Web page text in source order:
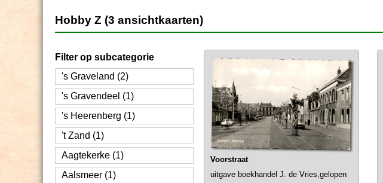
Hobby Z (3 ansichtkaarten)
Filter op subcategorie
's Graveland (2)
's Gravendeel (1)
's Heerenberg (1)
't Zand (1)
Aagtekerke (1)
Aalsmeer (1)
Voorstraat
uitgave boekhandel J. de Vries,gelopen